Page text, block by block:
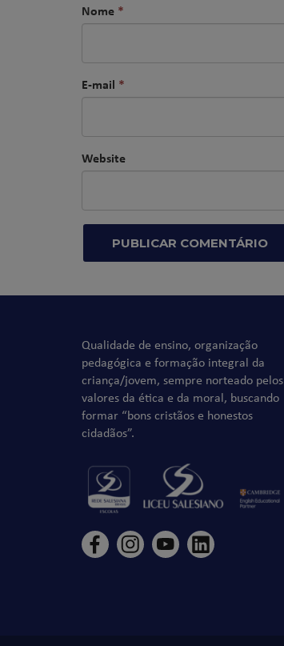
Nome *
E-mail *
Website
Qualidade de ensino, organização
pedagógica e formação integral da
criança/jovem, sempre norteado pelos
valores da ética e da moral, buscando
formar “bons cristãos e honestos
cidadãos”.